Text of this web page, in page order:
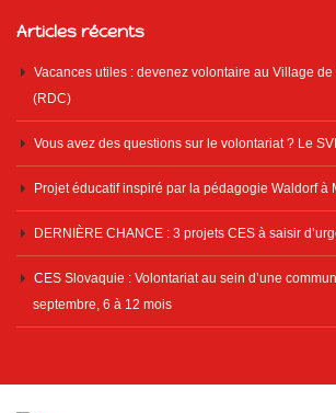
Articles récents
Vacances utiles : devenez volontaire au Village de
(RDC)
Vous avez des questions sur le volontariat ? Le
Projet éducatif inspiré par la pédagogie Waldorf à
DERNIÈRE CHANCE : 3 projets CES à saisir
CES Slovaquie : Volontariat au sein d’une
septembre, 6 à 12 mois